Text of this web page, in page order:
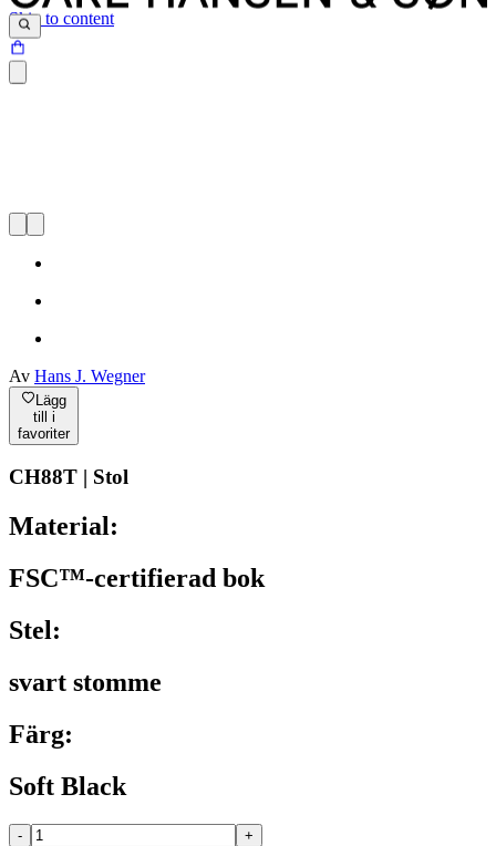
Skip to content
Av Hans J. Wegner
Lägg
till i
favoriter
CH88T | Stol
Material:
FSC™-certifierad bok
Stel:
svart stomme
Färg:
Soft Black
- +